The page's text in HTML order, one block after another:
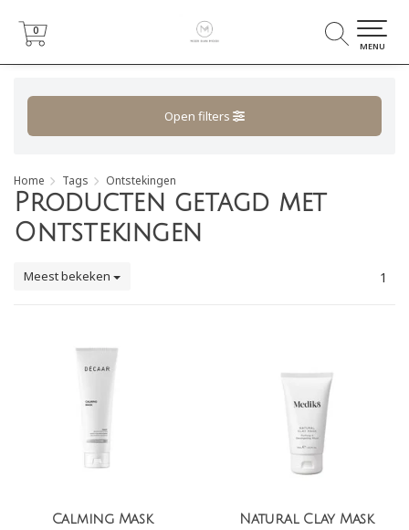
0
0
MENU
Open filters
Home Tags Ontstekingen
Producten getagd met
Ontstekingen
Meest bekeken 1
Calming Mask Natural Clay Mask